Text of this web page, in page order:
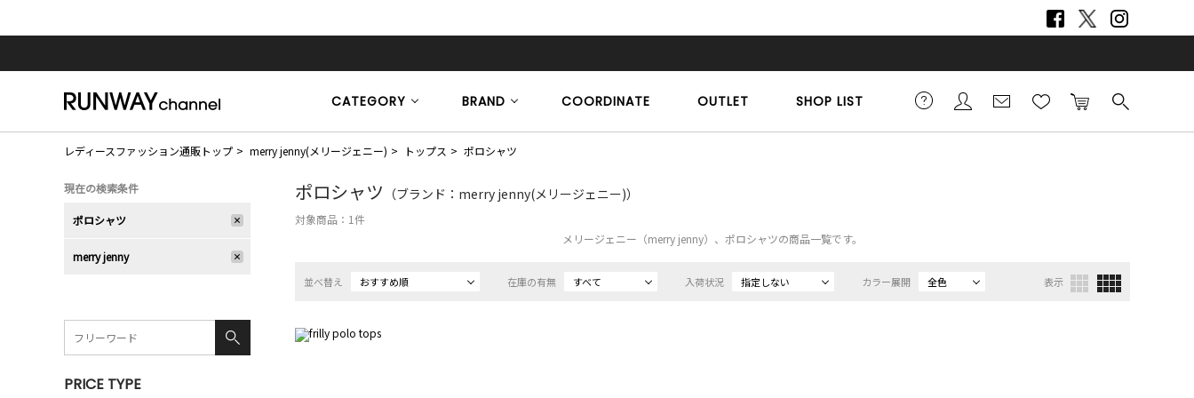
CATEGORY BRAND COORDINATE OUTLET SHOP LIST
レディースファッション通販トップ merry jenny(メリージェニー) トップス ポロシャツ
ポロシャツ （ブランド：merry jenny(メリージェニー)）
対象商品： 1件
メリージェニー（merry jenny）、ポロシャツの商品一覧です。
並べ替え おすすめ順 在庫の有無 すべて 入荷状況 指定しない カラー展開 全色 表示
現在の検索条件
ポロシャツ
merry jenny
PRICE TYPE